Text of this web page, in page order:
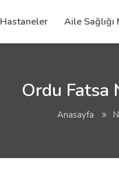
Hastaneler Aile Sağlığı
Ordu Fatsa
Anasayfa